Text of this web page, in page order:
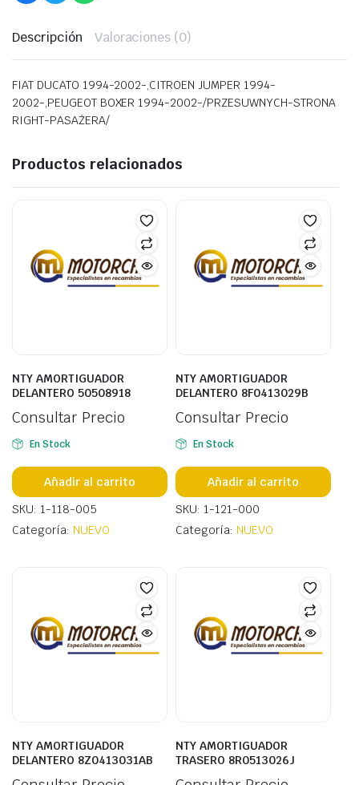
Descripción Valoraciones (0)
FIAT DUCATO 1994-2002-,CITROEN JUMPER 1994-
2002-,PEUGEOT BOXER 1994-2002-/PRZESUWNYCH-STRONA
RIGHT-PASAŻERA/
Productos relacionados
NTY AMORTIGUADOR
DELANTERO 50508918
Consultar Precio
En Stock
Añadir al carrito
SKU: 1-118-005
Categoría: NUEVO
NTY AMORTIGUADOR
DELANTERO 8F0413029B
Consultar Precio
En Stock
Añadir al carrito
SKU: 1-121-000
Categoría: NUEVO
NTY AMORTIGUADOR
DELANTERO 8Z0413031AB
NTY AMORTIGUADOR
TRASERO 8R0513026J